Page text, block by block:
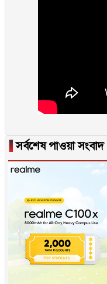
▐সর্বশেষ পাওয়া সংবাদ